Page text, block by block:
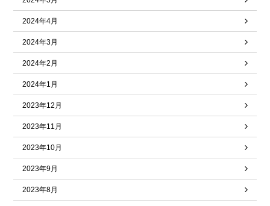
2024年4月
2024年3月
2024年2月
2024年1月
2023年12月
2023年11月
2023年10月
2023年9月
2023年8月